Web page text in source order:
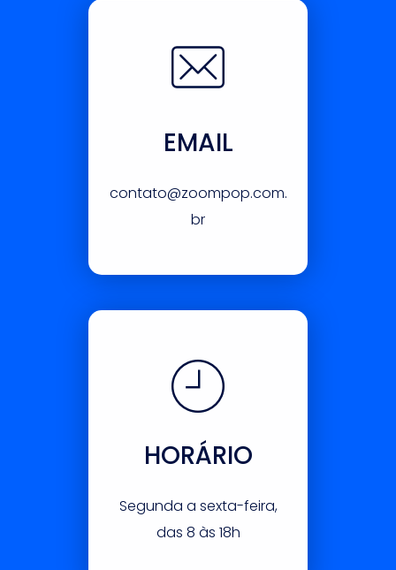
EMAIL
contato@zoompop.com.
br
HORÁRIO
Segunda a sexta-feira,
das 8 às 18h